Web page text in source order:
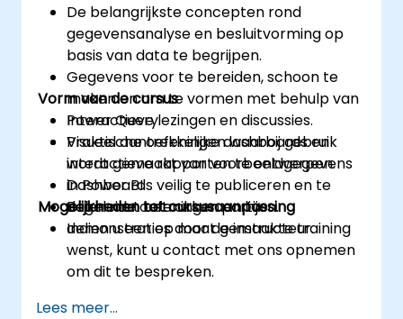
De belangrijkste concepten rond
gegevensanalyse en besluitvorming op
basis van data te begrijpen.
Gegevens voor te bereiden, schoon te
maken en om te vormen met behulp van
Power Query.
Visueel aantrekkelijke dashboards en
interactieve rapporten te ontwerpen.
Dashboards veilig te publiceren en te
delen met betrokken partijen.
Vorm van de cursus
Interactieve lezingen en discussies.
Praktische oefeningen waarbij gebruik
wordt gemaakt van voorbeeldgegevens
in Power BI.
Begeleide oefeningen en live
demonstraties door de instructeur.
Mogelijkheden tot cursusaanpassing
Indien u een op maat gemaakte training
wenst, kunt u contact met ons opnemen
om dit te bespreken.
Lees meer...